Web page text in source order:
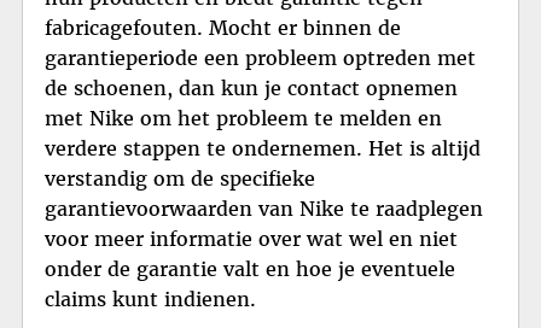
fabricagefouten. Mocht er binnen de
garantieperiode een probleem optreden met
de schoenen, dan kun je contact opnemen
met Nike om het probleem te melden en
verdere stappen te ondernemen. Het is altijd
verstandig om de specifieke
garantievoorwaarden van Nike te raadplegen
voor meer informatie over wat wel en niet
onder de garantie valt en hoe je eventuele
claims kunt indienen.